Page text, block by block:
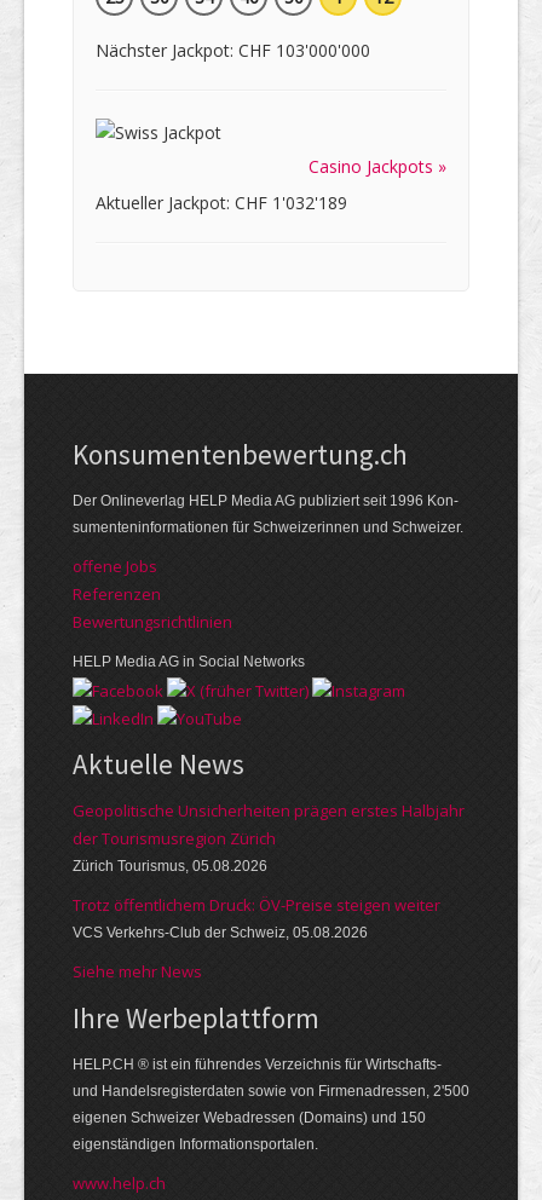
Nächster Jackpot: CHF 103'000'000
Casino Jackpots »
Aktueller Jackpot: CHF 1'032'189
Kon­su­menten­be­wer­tung.ch
Der Online­verlag HELP Media AG publi­ziert seit 1996 Kon­
su­menten­infor­mationen für Schwei­zerinnen und Schweizer.
offene Jobs
Referenzen
Bewer­tungs­richt­linien
HELP Media AG in Social Networks
Aktuelle News
Geopolitische Unsicherheiten prägen erstes Halbjahr
der Tourismusregion Zürich
Zürich Tourismus, 05.08.2026
Trotz öffentlichem Druck: ÖV-Preise steigen weiter
VCS Verkehrs-Club der Schweiz, 05.08.2026
Siehe mehr News
Ihre Werbe­platt­form
HELP.CH ® ist ein führendes Ver­zeich­nis für Wirt­schafts-
und Handels­register­daten so­wie von Firmen­adressen, 2'500
eige­nen Schweizer Web­adressen (Domains) und 150
eigen­ständigen Infor­mations­por­talen.
www.help.ch